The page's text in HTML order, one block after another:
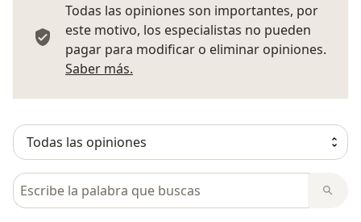
Todas las opiniones son importantes, por
este motivo, los especialistas no pueden
pagar para modificar o eliminar opiniones.
Saber más.
Busca en opiniones